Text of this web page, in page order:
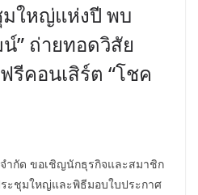
มใหญ่แห่งปี พบ
” ถ่ายทอดวิสัย
คอนเสิร์ต “โชค
ำกัด ขอเชิญนักธุรกิจและสมาชิก
ะชุมใหญ่และพิธีมอบใบประกาศ